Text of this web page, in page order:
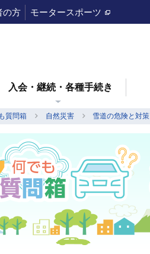
の方 モータースポーツ
入会・継続・各種手続き
質問箱 自然災害 雪道の危険と対策